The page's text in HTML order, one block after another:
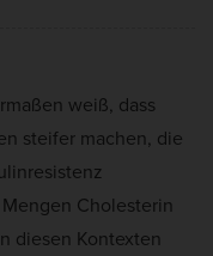
weiß, dass
steifer machen, die
Cholesterin
diesen Kontexten